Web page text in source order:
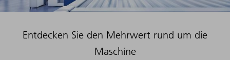
Entdecken Sie den Mehrwert rund um die
Maschine